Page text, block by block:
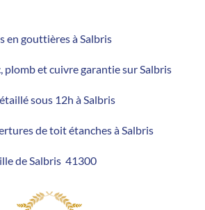
en gouttières à Salbris
plomb et cuivre garantie sur Salbris
sous 12h à Salbris
de toit étanches à Salbris
de Salbris 41300